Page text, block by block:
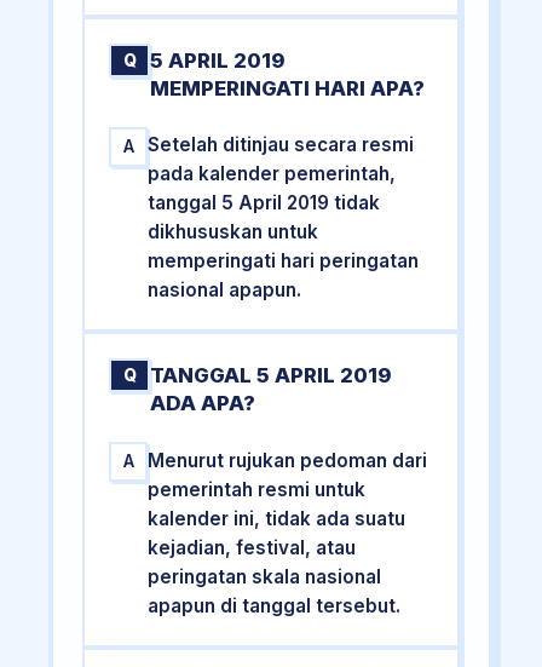
Q
5 APRIL 2019
MEMPERINGATI HARI APA?
A
Setelah ditinjau secara resmi
pada kalender pemerintah,
tanggal 5 April 2019 tidak
dikhususkan untuk
memperingati hari peringatan
nasional apapun.
Q
TANGGAL 5 APRIL 2019
ADA APA?
A
Menurut rujukan pedoman dari
pemerintah resmi untuk
kalender ini, tidak ada suatu
kejadian, festival, atau
peringatan skala nasional
apapun di tanggal tersebut.